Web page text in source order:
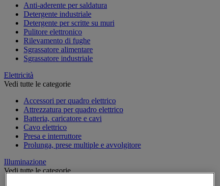
Anti-aderente per saldatura
Detergente industriale
Detergente per scritte su muri
Pulitore elettronico
Rilevamento di fughe
Sgrassatore alimentare
Sgrassatore industriale
Elettricità
Vedi tutte le categorie
Accessori per quadro elettrico
Attrezzatura per quadro elettrico
Batteria, caricatore e cavi
Cavo elettrico
Presa e interruttore
Prolunga, prese multiple e avvolgitore
Illuminazione
Vedi tutte le categorie